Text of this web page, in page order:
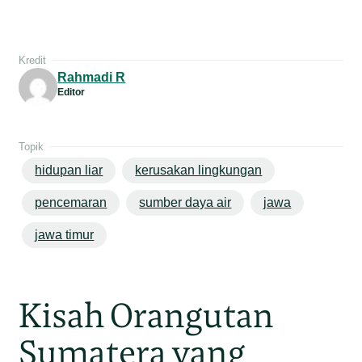
Kredit
Rahmadi R
Editor
Topik
hidupan liar kerusakan lingkungan
pencemaran sumber daya air jawa
jawa timur
Kisah Orangutan
Sumatera yang